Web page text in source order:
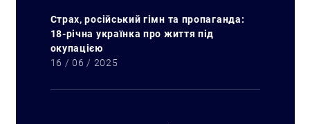
Страх, російський гімн та пропаганда:
18-річна українка про життя під
окупацією
16 / 06 / 2025